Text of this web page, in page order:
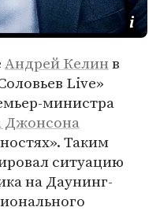
Андрей Келинв
Live»
министра
Джонсона
Таким
ситуацию
на Даунинг-